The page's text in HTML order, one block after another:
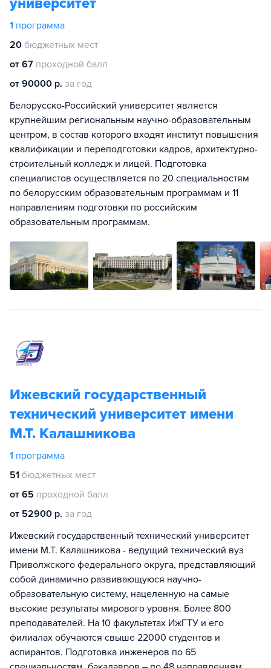
1 программа
20 бюджетных мест
от 67 проходной балл
от 90000 р. за год
Белорусско-Российский университет является
крупнейшим региональным научно-образовательным
центром, в состав которого входят институт повышения
квалификации и переподготовки кадров, архитектурно-
строительный колледж и лицей. Подготовка
специалистов осуществляется по 20 специальностям
по белорусским образовательным программам и 11
направлениям подготовки по российским
образовательным программам.
Ижевский государственный
технический университет имени
М.Т. Калашникова
1 программа
51 бюджетных мест
от 65 проходной балл
от 52900 р. за год
Ижевский государственный технический университет
имени М.Т. Калашникова - ведущий технический вуз
Приволжского федерального округа, представляющий
собой динамично развивающуюся научно-
образовательную систему, нацеленную на самые
высокие результаты мирового уровня. Более 800
преподавателей. На 10 факультетах ИжГТУ и его
филиалах обучаются свыше 22000 студентов и
аспирантов. Подготовка инженеров по 65